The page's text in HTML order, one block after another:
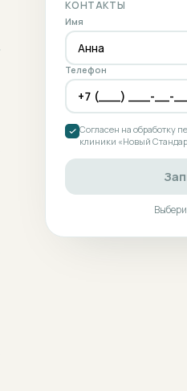
КОНТАКТЫ
Имя
Телефон
Согласен на обработку
клиники «Новый